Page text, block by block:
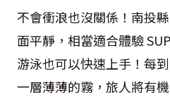
不會衝浪也沒關係！南投
面平靜，相當適合體驗
游泳也可以快速上手！每
一層薄薄的霧，旅人將有